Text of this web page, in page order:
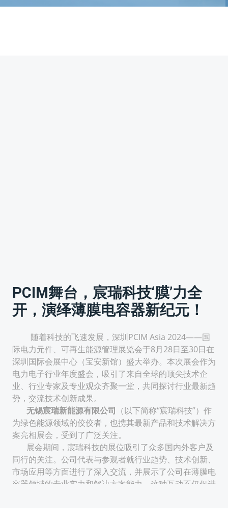
PCIM舞台，宸瑞科技‘膜’力全
开，演绎薄膜电容器新纪元！
随着科技的飞速发展，深圳PCIM Asia 2024——国
际电力元件、可再生能源管理展览会于8月28日至30日在
深圳国际会展中心（宝安新馆）盛大举办。本次展会作为
电力电子行业年度盛会，吸引了来自全球的顶尖技术企
业、行业专家及专业观众齐聚一堂，共同探讨行业最新趋
势，交流技术创新成果。
无锡宸瑞新能源有限公司 （以下简称“宸瑞科技”）作
为绿色能源领域的佼佼者，也携其最新产品和技术解决方
案亮相展会，受到了广泛关注。
展会期间，宸瑞科技的展位吸引了众多国内外客户及
同行的关注。公司代表与参观者就行业趋势、技术创新、
市场应用等方面进行了深入交流，并展示了公司在薄膜电
容器领域的专业实力和解决方案能力。这种互动不仅促进